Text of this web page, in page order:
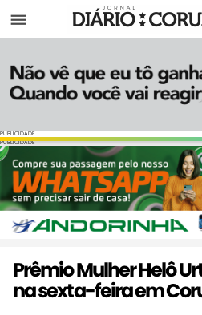
Menu
PUBLICIDADE
PUBLICIDADE
Prêmio Mulher Helô
na sexta-feira em